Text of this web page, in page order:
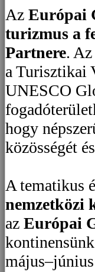
Az Európai
turizmus a
Partnere.
a Turisztikai
UNESCO
hogy
közösségét
A tematikus
nemzetközi
az Európai